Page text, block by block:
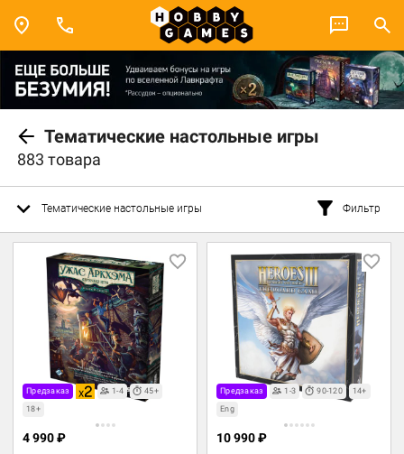
Тематические настольные игры
883 товара
Тематические настольные игры Фильтр
Предзаказ 1-4
45+
18+
4 990 ₽
Предзаказ 1-3 90-120
14+
Eng
10 990 ₽